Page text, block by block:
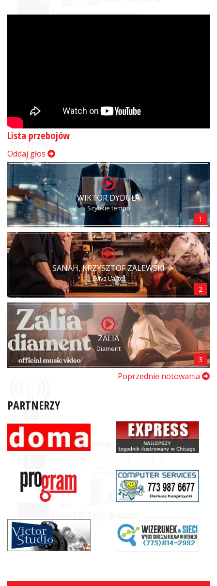
Lista przebojów
Oddaj głos
WIKTOR DYDUŁA
Szybkie tempo
1
SANAH, KRZYSZTOF ZALEWSKI
Eviva L’arte!
2
ZALIA
Diament
3
Poprzednie notowania
PARTNERZY